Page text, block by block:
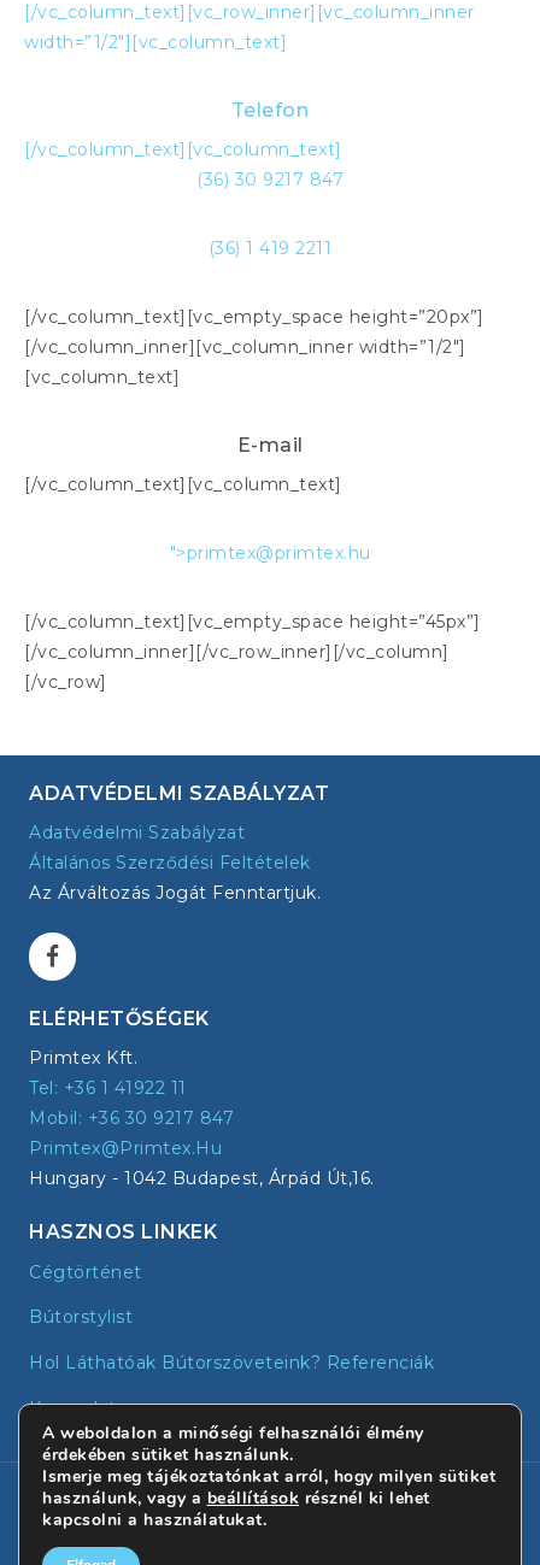
[/vc_column_text][vc_row_inner][vc_column_inner
width=”1/2″][vc_column_text]
Telefon
[/vc_column_text][vc_column_text]
(36) 30 9217 847
(36) 1 419 2211
[/vc_column_text][vc_empty_space height=”20px”]
[/vc_column_inner][vc_column_inner width=”1/2″]
[vc_column_text]
E-mail
[/vc_column_text][vc_column_text]
">primtex@primtex.hu
[/vc_column_text][vc_empty_space height=”45px”]
[/vc_column_inner][/vc_row_inner][/vc_column]
[/vc_row]
ADATVÉDELMI SZABÁLYZAT
Adatvédelmi Szabályzat
Általános Szerződési Feltételek
Az Árváltozás Jogát Fenntartjuk.
ELÉRHETŐSÉGEK
Primtex Kft.
Tel: +36 1 41922 11
Mobil: +36 30 9217 847
Primtex@primtex.hu
Hungary - 1042 Budapest, Árpád Út,16.
HASZNOS LINKEK
Cégtörténet
Bútorstylist
Hol Láthatóak Bútorszöveteink? Referenciák
Kapcsolat
© 2026 - Primtex | Minden jog fenntartva!
A weboldalon a minőségi felhasználói élmény
érdekében sütiket használunk.
Ismerje meg tájékoztatónkat arról, hogy milyen sütiket
használunk, vagy a beállítások résznél ki lehet
kapcsolni a használatukat.